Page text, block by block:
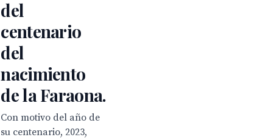
del
centenario
del
nacimiento
de la Faraona.
Con motivo del año de
su centenario, 2023,